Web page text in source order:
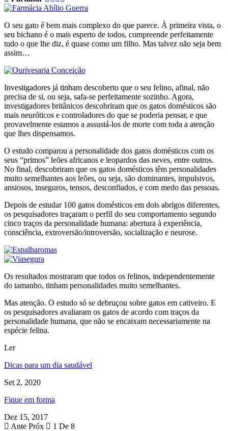
O seu gato é bem mais complexo do que parece. À primeira vista, o
seu bichano é o mais esperto de todos, compreende perfeitamente
tudo o que lhe diz, é quase como um filho. Mas talvez não seja bem
assim…
Investigadores já tinham descoberto que o seu felino, afinal, não
precisa de si, ou seja, safa-se perfeitamente sozinho. Agora,
investigadores britânicos descobriram que os gatos domésticos são
mais neuróticos e controladores do que se poderia pensar, e que
provavelmente estamos a assustá-los de morte com toda a atenção
que lhes dispensamos.
O estudo comparou a personalidade dos gatos domésticos com os
seus “primos” leões africanos e leopardos das neves, entre outros.
No final, descobriram que os gatos domésticos têm personalidades
muito semelhantes aos leões, ou seja, são dominantes, impulsivos,
ansiosos, inseguros, tensos, desconfiados, e com medo das pessoas.
Depois de estudar 100 gatos domésticos em dois abrigos diferentes,
os pesquisadores traçaram o perfil do seu comportamento segundo
cinco traços da personalidade humana: abertura à experiência,
consciência, extroversão/introversão, socialização e neurose.
Os resultados mostraram que todos os felinos, independentemente
do tamanho, tinham personalidades muito semelhantes.
Mas atenção. O estudo só se debruçou sobre gatos em cativeiro. E
os pesquisadores avaliaram os gatos de acordo com traços da
personalidade humana, que não se encaixam necessariamente na
espécie felina.
Ler
Dicas para um dia saudável
Set 2, 2020
Fique em forma
Dez 15, 2017
Ante Próx
1 De 8